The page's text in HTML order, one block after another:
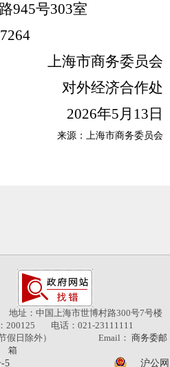
号303室
上海市商务委员会
对外经济合作处
2026年5月13日
来源：上海市商务委员会
地址：中国上海市世博村路300号7号楼
200125
电话：021-23111111
定节假日除外）
Email： 商务委邮
箱
5
沪公网